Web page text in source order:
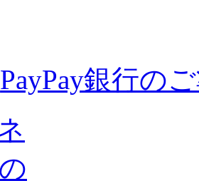
PayPay銀行の